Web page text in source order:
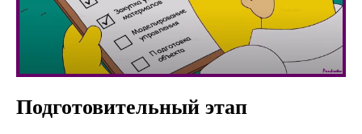
Подготовительный этап